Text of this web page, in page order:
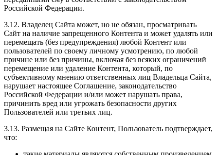
Российской Федерации.
3.12. Владелец Сайта может, но не обязан, просматривать
Сайт на наличие запрещенного Контента и может удалять или
перемещать (без предупреждения) любой Контент или
пользователей по своему личному усмотрению, по любой
причине или без причины, включая без всяких ограничений
перемещение или удаление Контента, который, по
субъективному мнению ответственных лиц Владельца Сайта,
нарушает настоящее Соглашение, законодательство
Российской Федерации и/или может нарушать права,
причинить вред или угрожать безопасности других
Пользователей или третьих лиц.
3.13. Размещая на Сайте Контент, Пользователь подтверждает,
что: